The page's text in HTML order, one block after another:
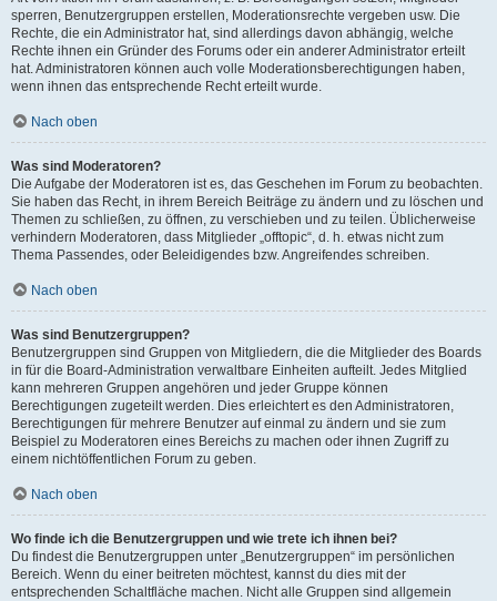
sperren, Benutzergruppen erstellen, Moderationsrechte vergeben usw. Die
Rechte, die ein Administrator hat, sind allerdings davon abhängig, welche
Rechte ihnen ein Gründer des Forums oder ein anderer Administrator erteilt
hat. Administratoren können auch volle Moderationsberechtigungen haben,
wenn ihnen das entsprechende Recht erteilt wurde.
Nach oben
Was sind Moderatoren?
Die Aufgabe der Moderatoren ist es, das Geschehen im Forum zu beobachten.
Sie haben das Recht, in ihrem Bereich Beiträge zu ändern und zu löschen und
Themen zu schließen, zu öffnen, zu verschieben und zu teilen. Üblicherweise
verhindern Moderatoren, dass Mitglieder „offtopic“, d. h. etwas nicht zum
Thema Passendes, oder Beleidigendes bzw. Angreifendes schreiben.
Nach oben
Was sind Benutzergruppen?
Benutzergruppen sind Gruppen von Mitgliedern, die die Mitglieder des Boards
in für die Board-Administration verwaltbare Einheiten aufteilt. Jedes Mitglied
kann mehreren Gruppen angehören und jeder Gruppe können
Berechtigungen zugeteilt werden. Dies erleichtert es den Administratoren,
Berechtigungen für mehrere Benutzer auf einmal zu ändern und sie zum
Beispiel zu Moderatoren eines Bereichs zu machen oder ihnen Zugriff zu
einem nichtöffentlichen Forum zu geben.
Nach oben
Wo finde ich die Benutzergruppen und wie trete ich ihnen bei?
Du findest die Benutzergruppen unter „Benutzergruppen“ im persönlichen
Bereich. Wenn du einer beitreten möchtest, kannst du dies mit der
entsprechenden Schaltfläche machen. Nicht alle Gruppen sind allgemein